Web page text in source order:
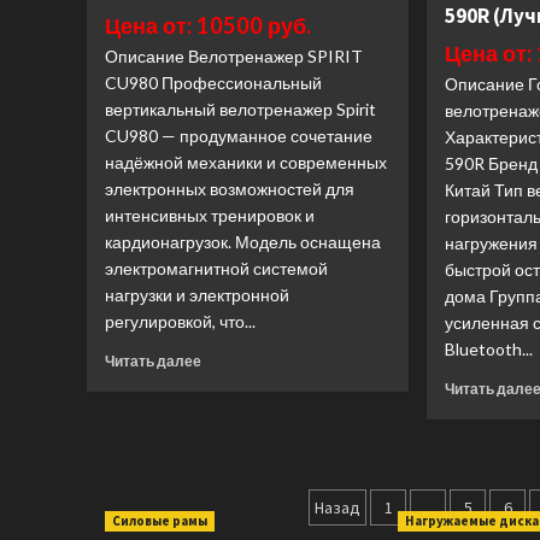
Fitness
E20
2020
(Лучшая
цена)
Цена от: 10500 руб.
Описание Велотренажер SPIRIT
CU980 Профессиональный
вертикальный велотренажер Spirit
CU980 — продуманное сочетание
надёжной механики и современных
электронных возможностей для
интенсивных тренировок и
кардионагрузок. Модель оснащена
электромагнитной системой
нагрузки и электронной
регулировкой, что...
Читать далееПрочитать
цена)
590R
Цена от:
Описание
590R
Китай Тип
быстрой
дома
усиленная
Bluetooth...
Читать
Пагинация
Назад 1 … 5 6
Силовые рамы Нагружаемые